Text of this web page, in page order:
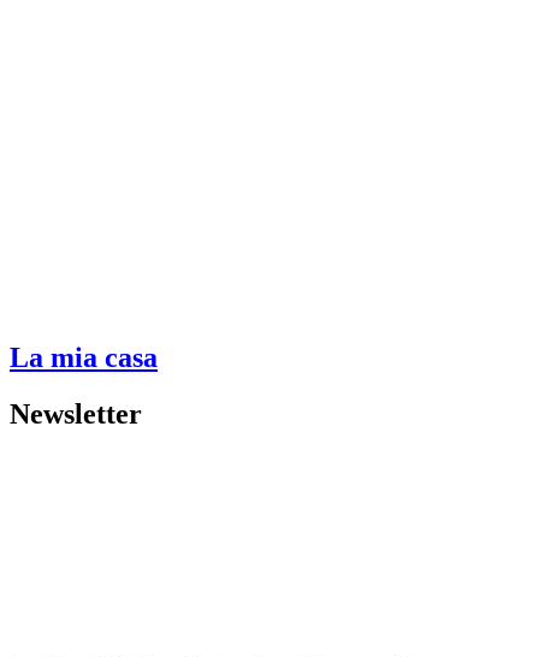
La mia casa
Newsletter